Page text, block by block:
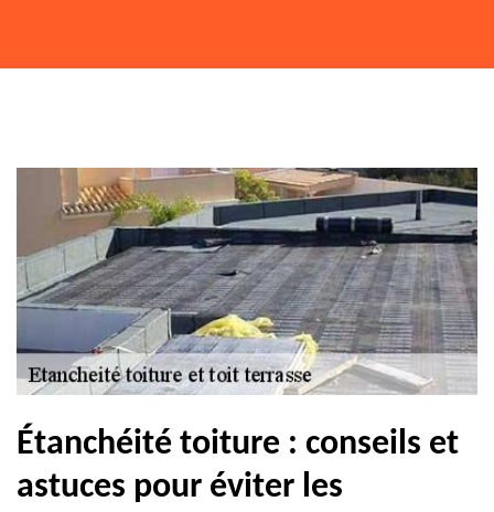
Étanchéité toiture : conseils et
astuces pour éviter les